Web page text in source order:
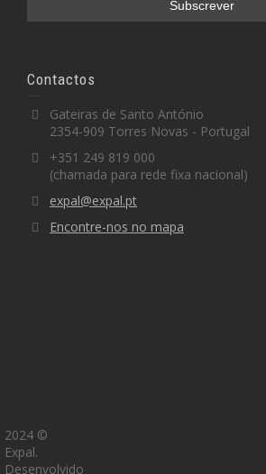
Contactos
Gateiras de Santo António
2354-909 Torres Novas - Portugal
+351 249 819 000
(chamada para rede fixa nacional)
expal@expal.pt
Encontre-nos no mapa
2024 ©
Expal.
Desenvolvido